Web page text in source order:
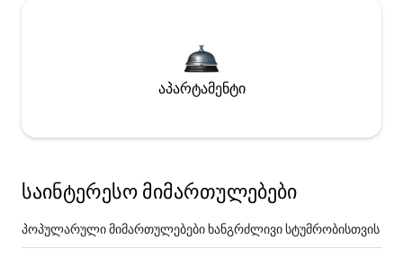
აპარტამენტი
საინტერესო მიმართულებები
პოპულარული მიმართულებები ხანგრძლივი სტუმრობისთვის